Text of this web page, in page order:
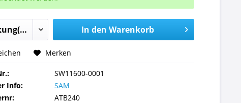
In den Warenkorb
Merken
SW11600-0001
Info:
SAM
ATB240